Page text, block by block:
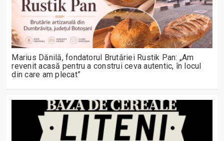
Marius Dănilă, fondatorul Brutăriei Rustik Pan: „Am
revenit acasă pentru a construi ceva autentic, în locul
din care am plecat”